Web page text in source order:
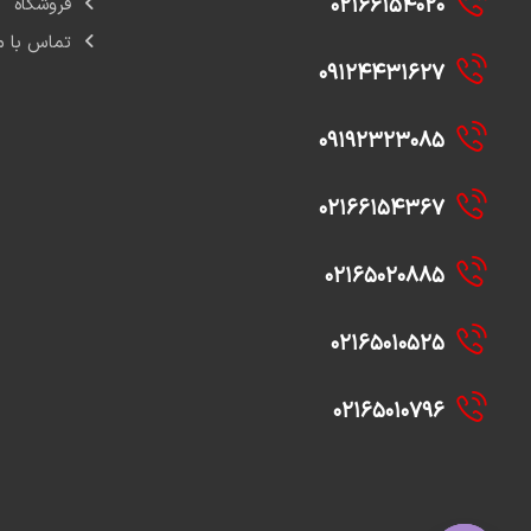
۰۲۱۶۶۱۵۴۰۲۰
۰۹۱۲۴۴۳۱۶۲۷
۰۹۱۹۲۳۲۳۰۸۵
۰۲۱۶۶۱۵۴۳۶۷
۰۲۱۶۵۰۲۰۸۸۵
۰۲۱۶۵۰۱۰۵۲۵
۰۲۱۶۵۰۱۰۷۹۶
فروشگاه
تماس با